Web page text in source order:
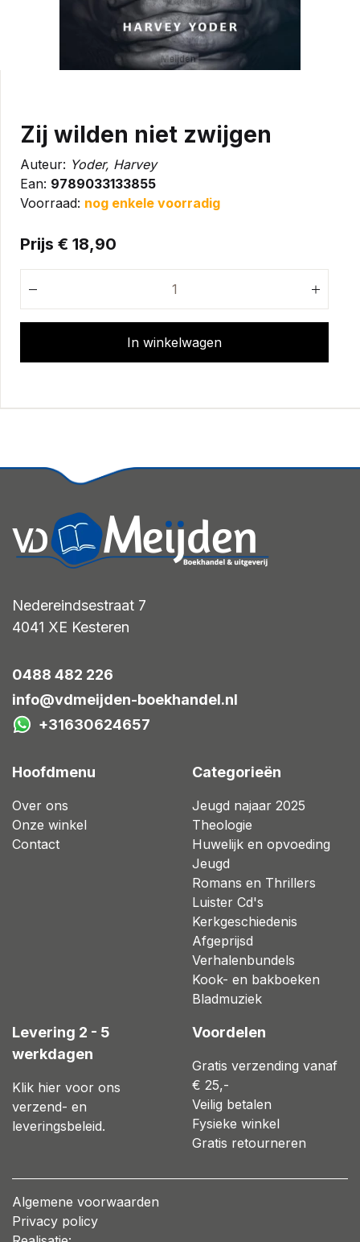
Zij wilden niet zwijgen
Auteur: Yoder, Harvey
Ean: 9789033133855
Voorraad: nog enkele voorradig
Prijs € 18,90
In winkelwagen
Nedereindsestraat 7
4041 XE Kesteren
0488 482 226
info@vdmeijden-boekhandel.nl
+31630624657
Hoofdmenu
Over ons
Onze winkel
Contact
Categorieën
Jeugd najaar 2025
Theologie
Huwelijk en opvoeding
Jeugd
Romans en Thrillers
Luister Cd's
Kerkgeschiedenis
Afgeprijsd
Verhalenbundels
Kook- en bakboeken
Bladmuziek
Levering 2 - 5
werkdagen
Klik hier voor ons
verzend- en
leveringsbeleid.
Voordelen
Gratis verzending vanaf
€ 25,-
Veilig betalen
Fysieke winkel
Gratis retourneren
Algemene voorwaarden
Privacy policy